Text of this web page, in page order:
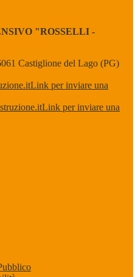
"ROSSELLI -
Castiglione del Lago (PG)
Link per inviare una
Link per inviare una